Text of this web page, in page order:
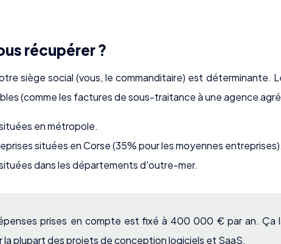
récupérer ?
siège social (vous, le commanditaire) est déterminante.
(comme les factures de sous-traitance à une agence
en métropole.
situées en Corse (35% pour les moyennes entreprises).
dans les départements d'outre-mer.
prises en compte est fixé à 400 000 € par an. Ça
plupart des projets de conception logiciels et SaaS.